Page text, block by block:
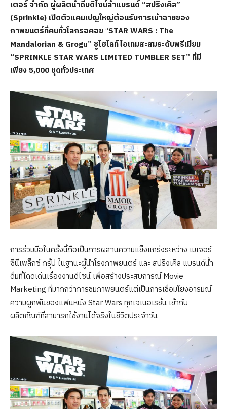
เตอร์ จำกัด ผู้ผลิตน้ำดื่มดีไซน์ล้ำแบรนด์ “สปริงเคิล”
(Sprinkle) เปิดตัวแคมเปญใหญ่ต้อนรับการเข้าฉายของ
ภาพยนตร์ที่คนทั่วโลกรอคอย“STAR WARS : The
Mandalorian & Grogu” ชูไฮไลท์ไอเทมสะสมระดับพรีเมียม
“SPRINKLE STAR WARS LIMITED TUMBLER SET” ที่มี
เพียง 5,000 ชุดทั่วประเทศ
การร่วมมือในครั้งนี้ถือเป็นการผสานความแข็งแกร่งระหว่าง เมเจอร์
ซีนีเพล็กซ์ กรุ้ป ในฐานะผู้นำโรงภาพยนตร์ และ สปริงเคิล แบรนด์น้ำ
ดื่มที่โดดเด่นเรื่องงานดีไซน์ เพื่อสร้างประสบการณ์ Movie
Marketing ที่มากกว่าการชมภาพยนตร์แต่เป็นการเชื่อมโยงอารมณ์
ความผูกพันของแฟนหนัง Star Wars ทุกเจเนอเรชั่น เข้ากับ
ผลิตภัณฑ์ที่สามารถใช้งานได้จริงในชีวิตประจำวัน